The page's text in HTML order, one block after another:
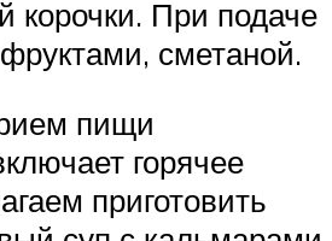
корочки. При подаче
сметаной.
пищи
горячее
приготовить